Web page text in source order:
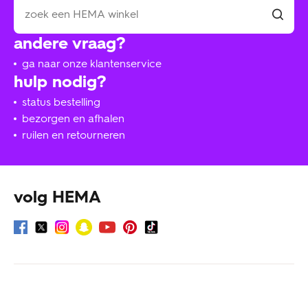
hulp nodig?
status bestelling
bezorgen en afhalen
ruilen en retourneren
andere vraag?
ga naar onze klantenservice
volg HEMA